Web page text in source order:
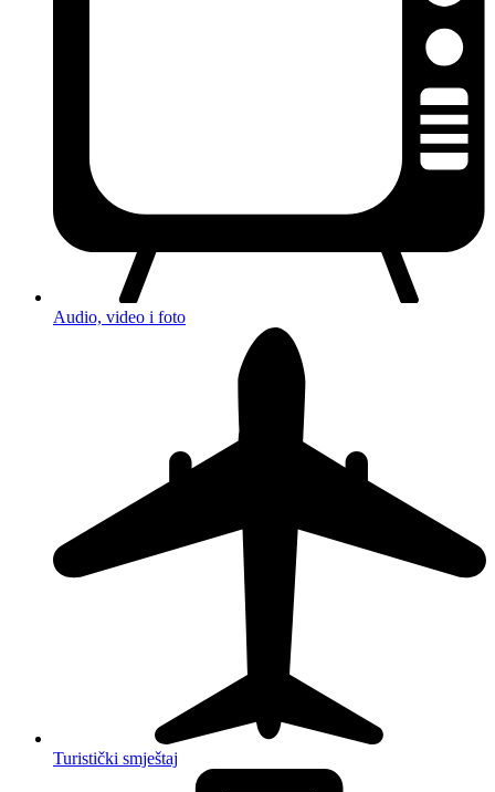
Audio, video i foto
Turistički smještaj